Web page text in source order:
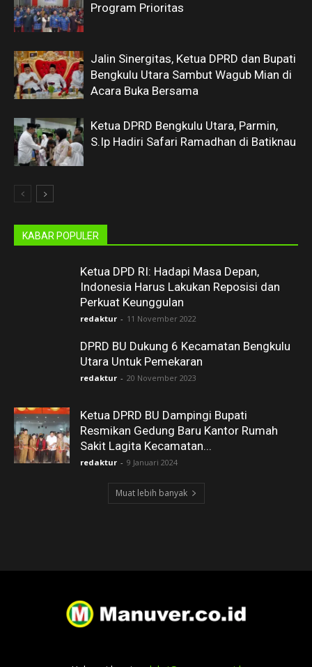
Program Prioritas
Jalin Sinergitas, Ketua DPRD dan Bupati
Bengkulu Utara Sambut Wagub Mian di
Acara Buka Bersama
Ketua DPRD Bengkulu Utara, Parmin,
S.Ip Hadiri Safari Ramadhan di Batiknau
KABAR POPULER
Ketua DPD RI: Hadapi Masa Depan,
Indonesia Harus Lakukan Reposisi dan
Perkuat Keunggulan
redaktur - 11 November 2022
DPRD BU Dukung 6 Kecamatan Bengkulu
Utara Untuk Pemekaran
redaktur - 20 November 2023
Ketua DPRD BU Dampingi Bupati
Resmikan Gedung Baru Kantor Rumah
Sakit Lagita Kecamatan...
redaktur - 9 Januari 2024
Muat lebih banyak